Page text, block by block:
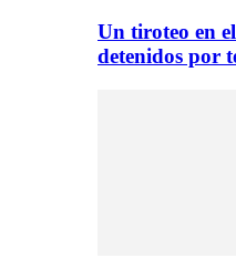
Un tiroteo en
detenidos por